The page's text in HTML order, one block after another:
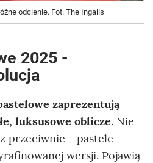
odcienie. Fot. The Ingalls
2025 -
zaprezentują
luksusowe oblicze. Nie
przeciwnie - pastele
wersji. Pojawią